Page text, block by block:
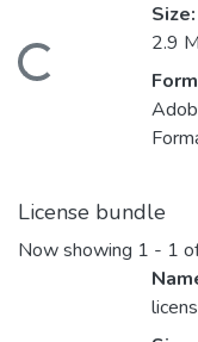
Loading...
Size:
2.9
License bundle
Now showing 1 - 1